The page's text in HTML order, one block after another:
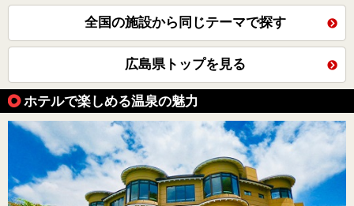
全国の施設から同じテーマで探す
広島県トップを見る
ホテルで楽しめる温泉の魅力